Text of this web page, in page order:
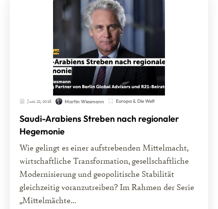
Juni 22, 2026 Martin Wiesmann Europa & Die Welt
Saudi-Arabiens Streben nach regionaler
Hegemonie
Wie gelingt es einer aufstrebenden Mittelmacht,
wirtschaftliche Transformation, gesellschaftliche
Modernisierung und geopolitische Stabilität
gleichzeitig voranzutreiben? Im Rahmen der Serie
„Mittelmächte...